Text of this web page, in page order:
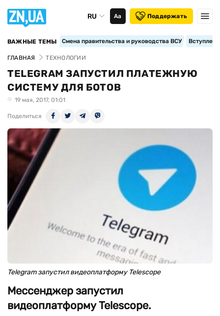
RU Аа Поддержать
ВАЖНЫЕ ТЕМЫ Смена правительства и руководства ВСУ
ГЛАВНАЯ ТЕХНОЛОГИИ
TELEGRAM ЗАПУСТИЛ ПЛАТЕЖНУЮ
СИСТЕМУ ДЛЯ БОТОВ
19 мая, 2017, 01:01
Поделиться
Telegram запустил видеоплатформу Telescope
Мессенджер запустил
видеоплатформу Telescope.